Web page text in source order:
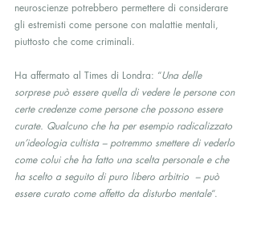
neuroscienze potrebbero permettere di considerare
gli estremisti come persone con malattie mentali,
piuttosto che come criminali.
Ha affermato al Times di Londra: “Una delle
sorprese può essere quella di vedere le persone con
certe credenze come persone che possono essere
curate. Qualcuno che ha per esempio radicalizzato
un’ideologia cultista – potremmo smettere di vederlo
come colui che ha fatto una scelta personale e che
ha scelto a seguito di puro libero arbitrio  – può
essere curato come affetto da disturbo mentale“.